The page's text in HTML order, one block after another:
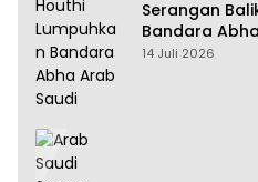
Serangan
Bandara
14 Juli 2026